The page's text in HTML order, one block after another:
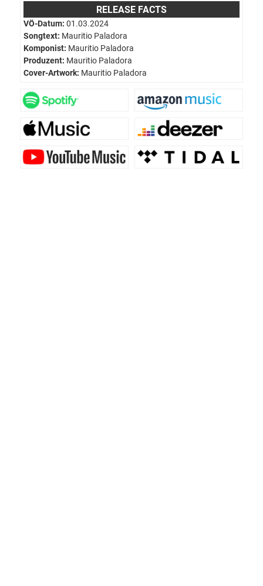
RELEASE FACTS
VÖ-Datum: 01.03.2024
Songtext: Mauritio Paladora
Komponist: Mauritio Paladora
Produzent: Mauritio Paladora
Cover-Artwork: Mauritio Paladora